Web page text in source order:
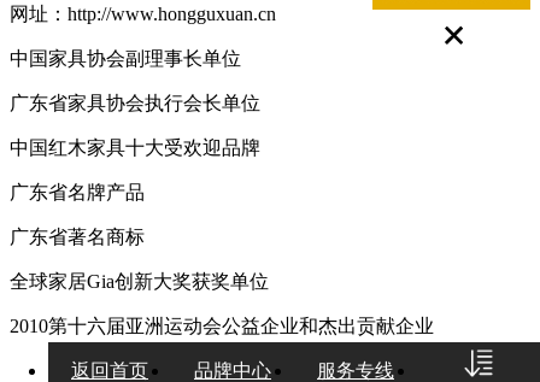
网址：http://www.hongguxuan.cn
中国家具协会副理事长单位
广东省家具协会执行会长单位
中国红木家具十大受欢迎品牌
广东省名牌产品
广东省著名商标
全球家居Gia创新大奖获奖单位
2010第十六届亚洲运动会公益企业和杰出贡献企业
返回首页 品牌中心 服务专线